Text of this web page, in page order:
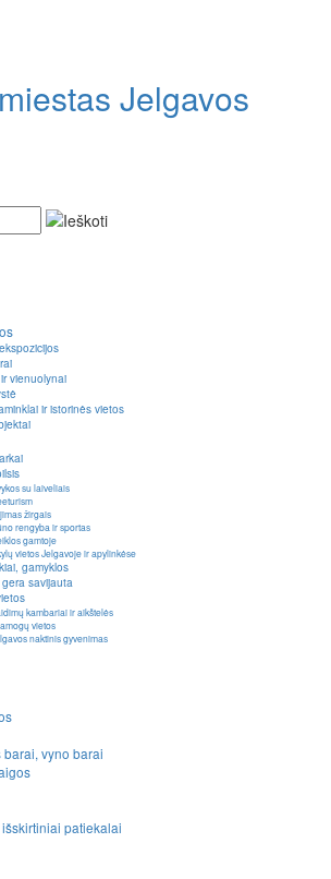
Jelgavos
vienuolynai
ir istorinės vietos
su laiveliais
žirgais
rengyba ir sportas
gamtoje
vietos Jelgavoje ir apylinkėse
gamyklos
savijauta
kambariai ir aikštelės
vietos
naktinis gyvenimas
vyno barai
patiekalai